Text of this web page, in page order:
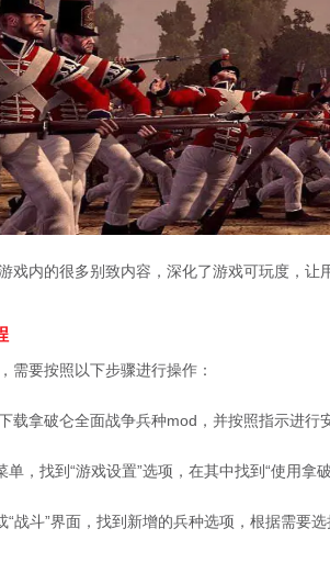
戏内的很多别致内容，深化了游戏可玩度，
需要按照以下步骤进行操作：
载拿破仑全面战争兵种mod，并按照指示进行
，找到“游戏设置”选项，在其中找到“使用拿
“战斗”界面，找到新增的兵种选项，根据需要